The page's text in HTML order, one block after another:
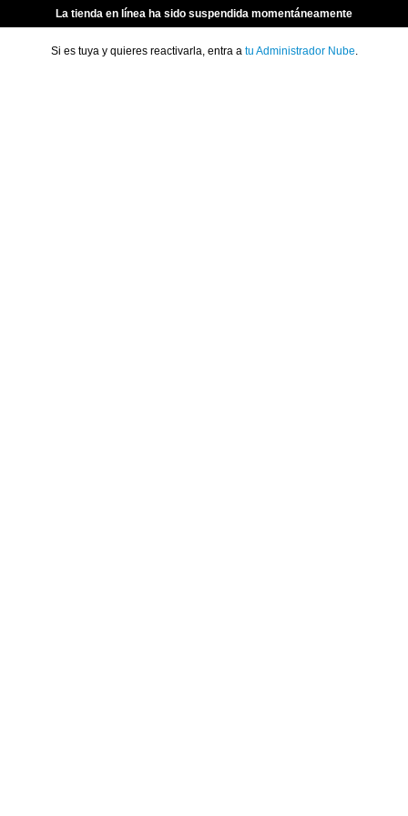
La tienda en línea ha sido suspendida momentáneamente
Si es tuya y quieres reactivarla, entra a tu Administrador Nube.